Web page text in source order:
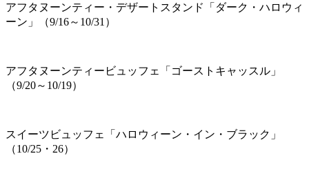
アフタヌーンティー・デザートスタンド「ダーク・ハロウィ
ーン」（9/16～10/31）
アフタヌーンティービュッフェ「ゴーストキャッスル」
（9/20～10/19）
スイーツビュッフェ「ハロウィーン・イン・ブラック」
（10/25・26）